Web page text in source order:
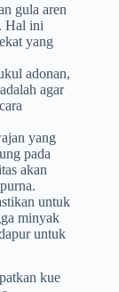
gula aren
Hal ini
yang
adonan,
agar
yang
pada
akan
untuk
minyak
untuk
kue